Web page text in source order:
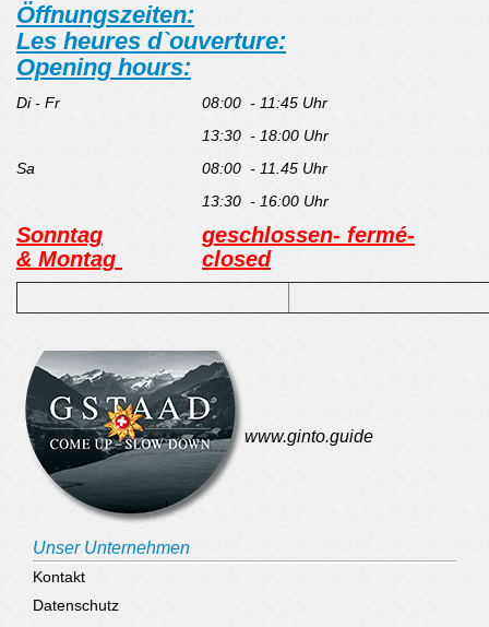
Öffnungszeiten:
Les heures d`ouverture:
Opening hours:
Di - Fr
08:00 - 11:45 Uhr
13:30 - 18:00 Uhr
Sa
08:00 - 11.45 Uhr
13:30 - 16:00 Uhr
Sonntag
& Montag
geschlossen- fermé-
closed
www.ginto.guide
Unser Unternehmen
Kontakt
Datenschutz